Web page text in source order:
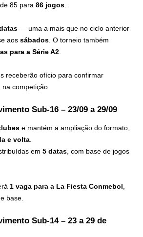
85 para 86 jogos
— uma a mais que no ciclo anterior
aos sábados . O torneio também
para a Série A2
receberão ofício para confirmar
competição.
Sub-16 – 23/09 a 29/09
e mantém a ampliação do formato,
e volta.
em 5 datas, com base de jogos
1 vaga para a La Fiesta Conmebol,
base.
Sub-14 – 23 a 29 de